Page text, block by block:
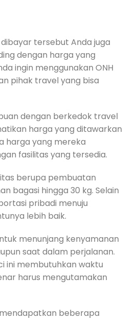
tersebut Anda juga
dengan harga yang
ingin menggunakan ONH
pihak travel yang bisa
dengan berkedok travel
harga yang ditawarkan
harga yang mereka
fasilitas yang tersedia.
berupa pembuatan
bagasi hingga 30 kg. Selain
pribadi menuju
lebih baik.
menunjang kenyamanan
saat dalam perjalanan.
ini membutuhkan waktu
harus mengutamakan
beberapa